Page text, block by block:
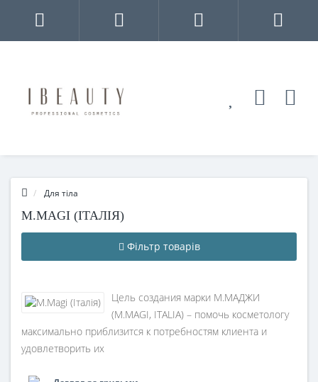
Для тіла
M.MAGI (ІТАЛІЯ)
Фільтр товарів
Цель создания марки М.МАДЖИ
(M.MAGI, ITALIA) – помочь косметологу
максимально приблизится к потребностям клиента и
удовлетворить их